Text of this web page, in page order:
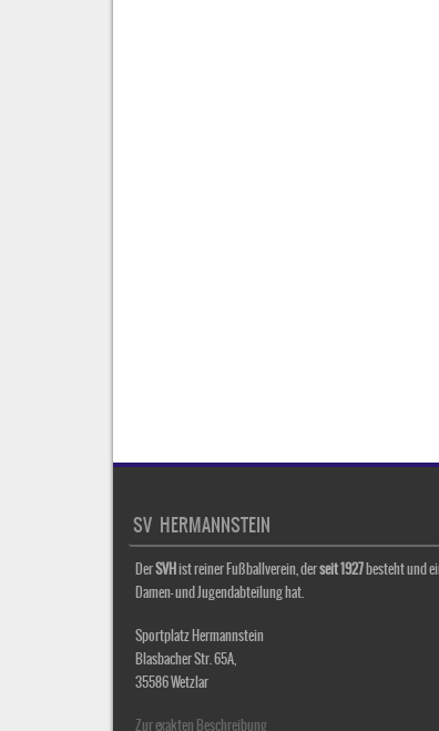
SV HERMANNSTEIN
DerSVHist reiner Fußballverein, derseit 1927besteht und
Damen- und Jugendabteilung hat.
Sportplatz Hermannstein
Blasbacher Str. 65A,
35586 Wetzlar
Zur exakten Beschreibung